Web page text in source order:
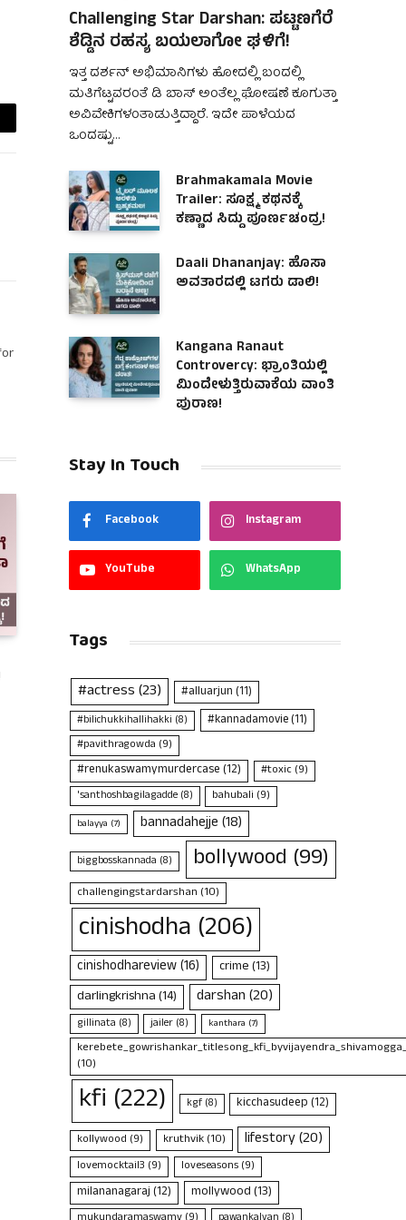
Challenging Star Darshan: ಪಟ್ಟಣಗೆರೆ
ಶೆಡ್ಡಿನ ರಹಸ್ಯ ಬಯಲಾಗೋ ಘಳಿಗೆ!
ಇತ್ತ ದರ್ಶನ್ ಅಭಿಮಾನಿಗಳು ಹೋದಲ್ಲಿ ಬಂದಲ್ಲಿ
ಮತಿಗೆಟ್ಟವರಂತೆ ಡಿ ಬಾಸ್ ಅಂತೆಲ್ಲ ಘೋಷಣೆ ಕೂಗುತ್ತಾ
ಅವಿವೇಕಿಗಳಂತಾಡುತ್ತಿದ್ದಾರೆ. ಇದೇ ಪಾಳೆಯದ
ಒಂದಷ್ಟು…
Brahmakamala Movie
Trailer: ಸೂಕ್ಷ್ಮ ಕಥನಕ್ಕೆ
ಕಣ್ಣಾದ ಸಿದ್ದು ಪೂರ್ಣಚಂದ್ರ!
Daali Dhananjay: ಹೊಸಾ
ಅವತಾರದಲ್ಲಿ ಟಗರು ಡಾಲಿ!
Kangana Ranaut
Controvercy: ಭ್ರಾಂತಿಯಲ್ಲಿ
ಮಿಂದೇಳುತ್ತಿರುವಾಕೆಯ ವಾಂತಿ
ಪುರಾಣ!
Stay In Touch
Facebook Instagram
YouTube WhatsApp
Tags
#actress(23) #alluarjun(11)
#bilichukkihallihakki (8) #kannadamovie(11)
#pavithragowda (9)
#renukaswamymurdercase(12) #toxic(9)
'santhoshbagilagadde (8) bahubali (9)
balayya (7) bannadahejje(18)
biggbosskannada (8) bollywood (99)
challengingstardarshan (10)
cinishodha (206)
cinishodhareview(16) crime(13)
darlingkrishna(14) darshan(20)
gillinata (8) jailer (8) kanthara (7)
(10)
kfi (222) kgf(8) kicchasudeep(12)
kollywood (9) kruthvik(10) lifestory(20)
lovemocktail3 (9) loveseasons(9)
milananagaraj(12) mollywood(13)